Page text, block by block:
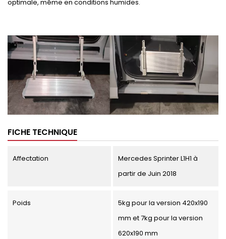
optimale, même en conditions humides.
FICHE TECHNIQUE
Affectation
Mercedes Sprinter L1H1 à
partir de Juin 2018
Poids
5kg pour la version 420x190
mm et 7kg pour la version
620x190 mm